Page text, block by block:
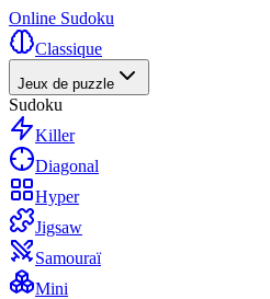
Online Sudoku
Classique
Jeux de puzzle
Sudoku
Killer
Diagonal
Hyper
Jigsaw
Samouraï
Mini